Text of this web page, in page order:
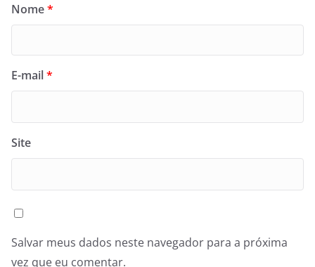
Nome*
E-mail*
Site
Salvar meus dados neste navegador para a próxima
vez que eu comentar.